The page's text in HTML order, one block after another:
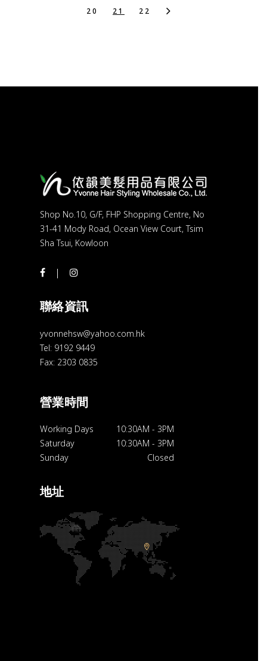
20
21 22
Shop No.10, G/F, FHP Shopping Centre, No
31-41 Mody Road, Ocean View Court, Tsim
Sha Tsui, Kowloon
聯絡資訊
yvonnehsw@yahoo.com.hk
Tel: 9192 9449
Fax: 2303 0835
營業時間
Working Days 10:30AM - 3PM
Saturday
10:30AM - 3PM
Sunday
Closed
地址